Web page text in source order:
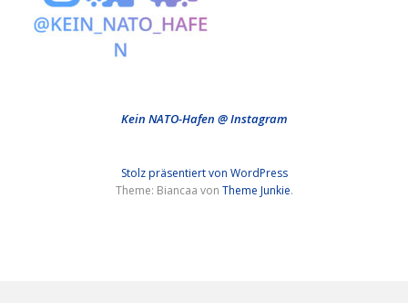
Kein NATO-Hafen @ Instagram
Stolz präsentiert von WordPress
Theme: Biancaa von Theme Junkie.